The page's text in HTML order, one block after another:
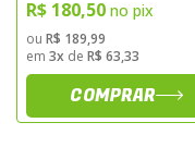
R$ 180,50 no pix
ou R$ 189,99
em 3x de R$ 63,33
COMPRAR